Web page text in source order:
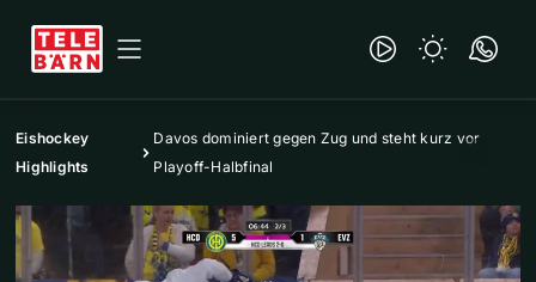
Eishockey
Highlights
Davos dominiert gegen Zug und steht kurz vor
Playoff-Halbfinal